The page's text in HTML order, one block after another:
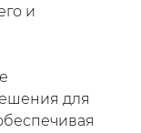
и
для